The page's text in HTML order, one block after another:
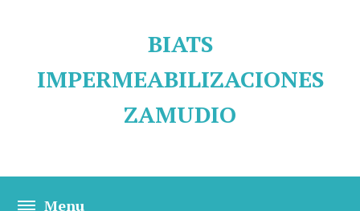
BIATS
IMPERMEABILIZACIONES
ZAMUDIO